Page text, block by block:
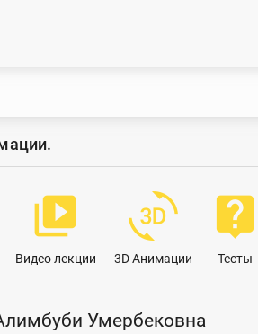
video_library
Видео лекции
3d_rotation
3D Анимации
live_help
Тесты
Умербековна